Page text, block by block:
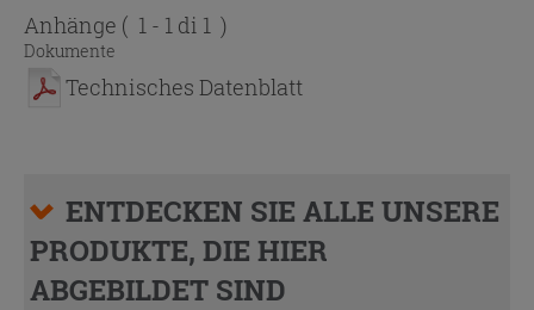
Anhänge ( 1 - 1 di 1 )
Dokumente
Technisches Datenblatt
ENTDECKEN SIE ALLE UNSERE
PRODUKTE, DIE HIER
ABGEBILDET SIND